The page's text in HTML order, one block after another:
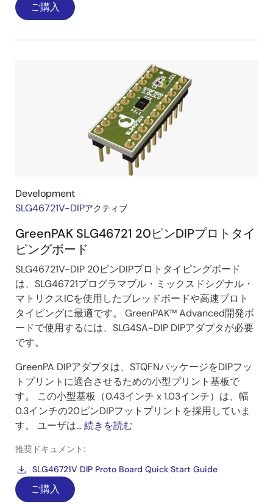
ご購入
Development
SLG46721V-DIPアクティブ
GreenPAK SLG46721 20ピンDIPプロトタイ
ピングボード
SLG46721V-DIP 20ピンDIPプロトタイピングボード
は、SLG46721プログラマブル・ミックスドシグナル・
マトリクスICを使用したブレッドボードや高速プロト
タイピングに最適です。 GreenPAK™ Advanced開発ボ
ードで使用するには、SLG4SA-DIP DIPアダプタが必要
です。
GreenPA DIPアダプタは、STQFNパッケージをDIPフッ
トプリントに適合させるための小型プリント基板で
す。 この小型基板（0.43インチ x 1.03インチ）は、幅
0.3インチの20ピンDIPフットプリントを採用していま
す。 ユーザは...続きを読む
推奨ドキュメント:
SLG46721V DIP Proto Board Quick Start Guide
ご購入